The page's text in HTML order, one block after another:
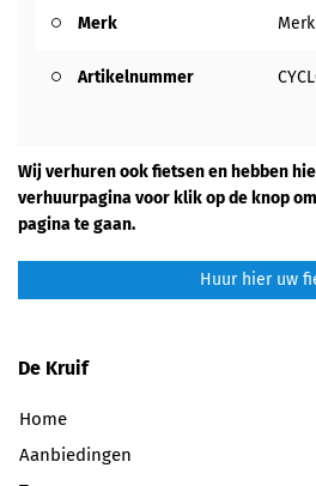
Merk
Artikelnummer
Wij verhuren ook fietsen en hebben
verhuurpagina voor klik op de knop
pagina te gaan.
Huur hier uw
De Kruif
Home
Aanbiedingen